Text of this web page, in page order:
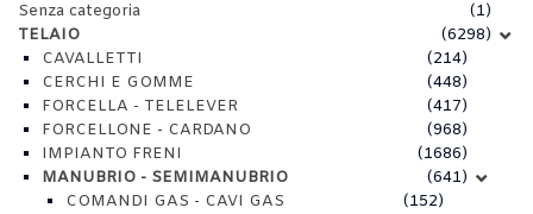
Senza categoria
(1)
TELAIO
(6298)
CAVALLETTI
(214)
CERCHI E GOMME
(448)
FORCELLA - TELELEVER
(417)
FORCELLONE - CARDANO
(968)
IMPIANTO FRENI
(1686)
MANUBRIO - SEMIMANUBRIO
(641)
COMANDI GAS - CAVI GAS
(152)